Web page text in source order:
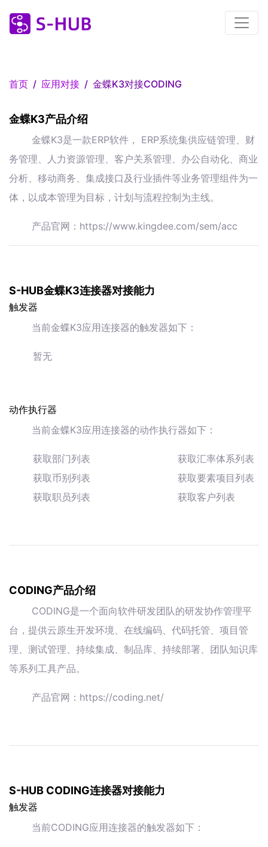
首页 应用对接 金蝶K3对接CODING
金蝶K3产品介绍
金蝶K3是一款ERP软件， ERP系统集供应链管理、财
务管理、人力资源管理、客户关系管理、办公自动化、商业
分析、移动商务、集成接口及行业插件等业务管理组件为一
体，以成本管理为目标，计划与流程控制为主线。
产品官网：https://www.kingdee.com/sem/acc
S-HUB金蝶K3连接器对接能力
触发器
当前金蝶K3应用连接器的触发器如下：
暂无
动作执行器
当前金蝶K3应用连接器的动作执行器如下：
获取部门列表
获取币别列表
获取职员列表
获取汇率体系列表
获取要素项目列表
获取客户列表
CODING产品介绍
CODING是一个面向软件研发团队的研发协作管理平
台，提供云原生开发环境、在线编码、代码托管、项目管
理、测试管理、持续集成、制品库、持续部署、团队知识库
等系列工具产品。
产品官网：https://coding.net/
S-HUB CODING连接器对接能力
触发器
当前CODING应用连接器的触发器如下：